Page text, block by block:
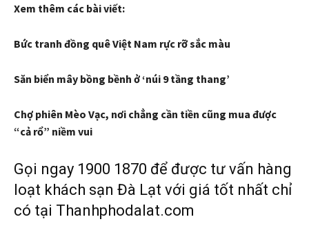
Xem thêm các bài viết:
Bức tranh đồng quê Việt Nam rực rỡ sắc màu
Săn biển mây bồng bềnh ở ‘núi 9 tầng thang’
Chợ phiên Mèo Vạc, nơi chẳng cần tiền cũng mua được
“cả rổ” niềm vui
Gọi ngay 1900 1870 để được tư vấn hàng
loạt khách sạn Đà Lạt với giá tốt nhất chỉ
có tại Thanhphodalat.com